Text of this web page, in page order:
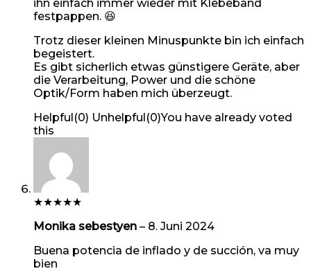
ihn einfach immer wieder mit Klebeband
festpappen. 😆
Trotz dieser kleinen Minuspunkte bin ich einfach
begeistert.
Es gibt sicherlich etwas günstigere Geräte, aber
die Verarbeitung, Power und die schöne
Optik/Form haben mich überzeugt.
Helpful(0) Unhelpful(0)You have already voted
this
★★★★★
Monika sebestyen – 8. Juni 2024
Buena potencia de inflado y de succión, va muy
bien